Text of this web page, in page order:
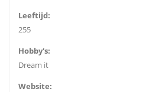
Leeftijd:
255
Hobby's:
Dream it
Website: